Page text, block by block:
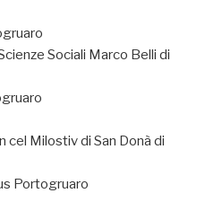
Sociali Marco Belli di
cel Milostiv di San Donà di
Portogruaro